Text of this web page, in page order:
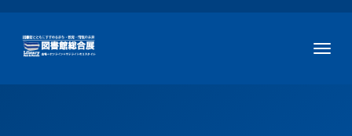
ー
用
メ